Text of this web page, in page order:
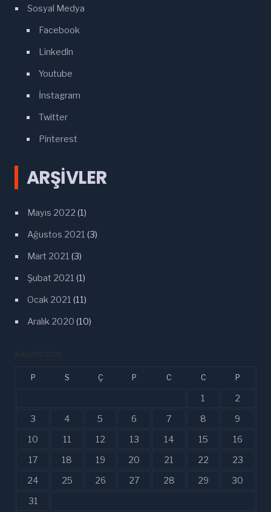
Sosyal Medya
Facebook
Linkedln
Youtube
İnstagram
Twitter
Pinterest
ARŞIVLER
Mayıs 2022 (1)
Ağustos 2021 (3)
Mart 2021 (3)
Şubat 2021 (1)
Ocak 2021 (11)
Aralık 2020 (10)
AĞUSTOS 2026
P S Ç P C C P
1
2
3
4 5 6 7 8
9
10
11 12 13 14 15
16
17
18 19 20 21 22
23
24
25 26 27 28 29
30
31